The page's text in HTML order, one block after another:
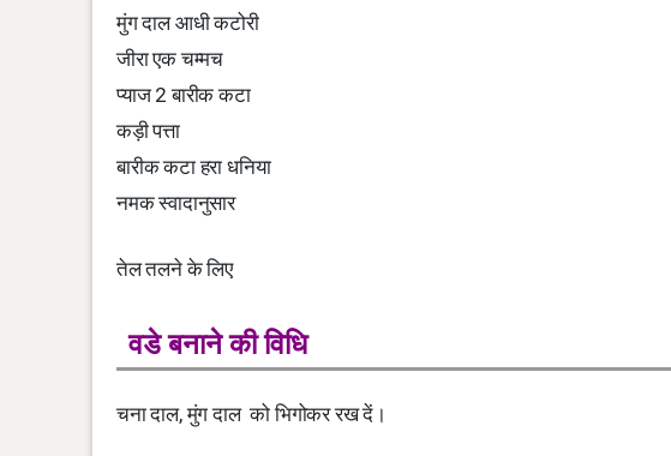
मुंग दाल आधी कटोरी
जीरा एक चम्मच
प्याज 2 बारीक कटा
कड़ी पत्ता
बारीक कटा हरा धनिया
नमक स्वादानुसार
तेल तलने के लिए
वडे बनाने की विधि
चना दाल, मुंग दाल को भिगोकर रख दें।